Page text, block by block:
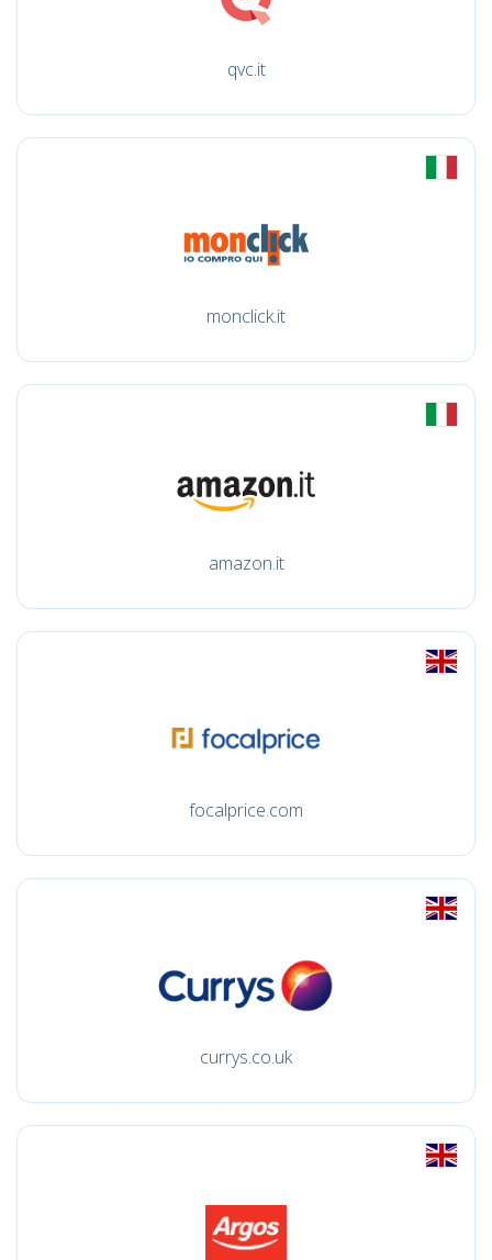
qvc.it
monclick.it
amazon.it
focalprice.com
currys.co.uk